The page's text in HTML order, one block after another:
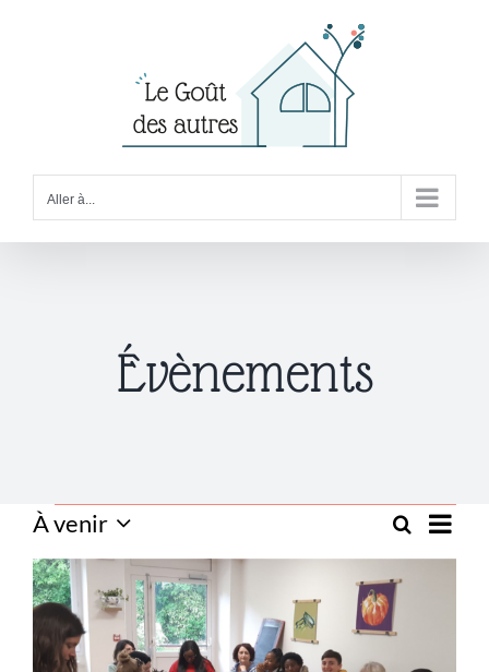
Aller à...
Évènements
Évènements et
de
vues
Recherche
de
vues
Photo
À venir
Sélectionnez
la
date
List
of
events
in
Photo
View